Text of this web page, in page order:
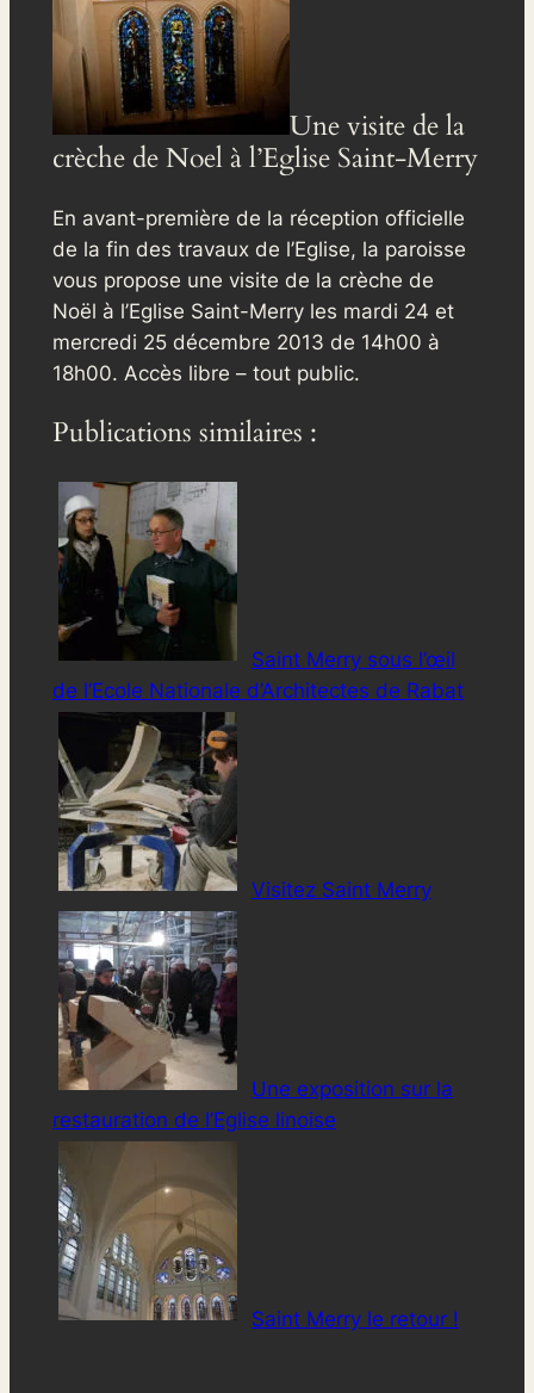
Une visite de la
crèche de Noel à l’Eglise Saint-Merry
En avant-première de la réception officielle
de la fin des travaux de l’Eglise, la paroisse
vous propose une visite de la crèche de
Noël à l’Eglise Saint-Merry les mardi 24 et
mercredi 25 décembre 2013 de 14h00 à
18h00. Accès libre – tout public.
Publications similaires :
Saint Merry sous l’œil
de l’Ecole Nationale d’Architectes de Rabat
Visitez Saint Merry
Une exposition sur la
restauration de l’Eglise linoise
Saint Merry le retour !